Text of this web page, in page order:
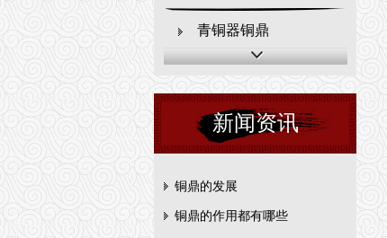
青铜器铜鼎
新闻资讯
铜鼎的发展
铜鼎的作用都有哪些